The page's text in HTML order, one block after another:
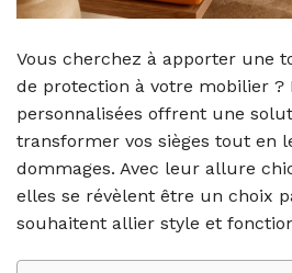
Vous cherchez à apporter une
de protection à votre mobilier ?
personnalisées offrent une
transformer vos sièges tout en
dommages. Avec leur allure
elles se révèlent être un choix
souhaitent allier style et